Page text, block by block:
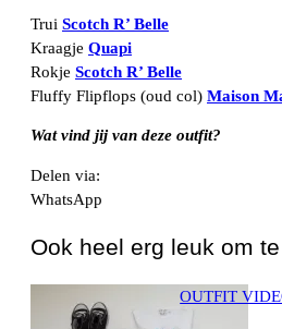
Trui Scotch R’ Belle
Kraagje Quapi
Rokje Scotch R’ Belle
Fluffy Flipflops (oud col) Maison
Wat vind jij van deze outfit?
Delen via:
WhatsApp
Ook heel erg leuk om
OUTFIT